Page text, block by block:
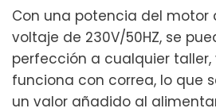
Con una potencia del motor
voltaje de 230V/50HZ, se
perfección a cualquier
funciona con correa, lo que
un valor añadido al